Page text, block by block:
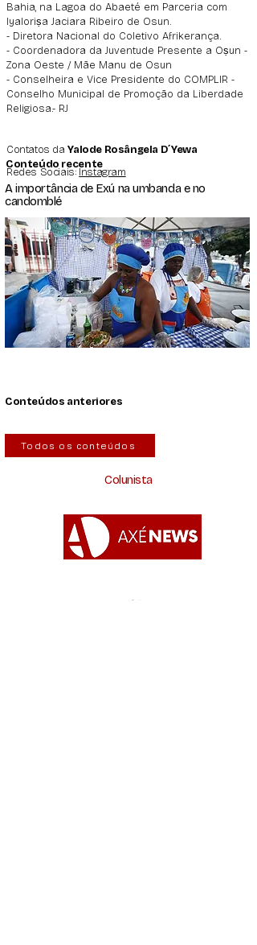
Conteúdo recente
A importância de Exú na umbanda e no
candomblé
Conteúdos anteriores
Todos os conteúdos
Bahia, na Lagoa do Abaeté em Parceria com
Iyaloriṣa Jaciara Ribeiro de Osun.
- Diretora Nacional do Coletivo Afrikerança.
- Coordenadora da Juventude Presente a Oṣun -
Zona Oeste / Mãe Manu de Osun
- Conselheira e Vice Presidente do COMPLIR -
Conselho Municipal de Promoção da Liberdade
Religiosa.- RJ
Contatos daYalode Rosângela D´Yewa
Redes Sociais: Instagram
Colunista